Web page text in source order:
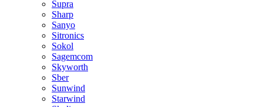
Supra
Sharp
Sanyo
Sitronics
Sokol
Sagemcom
Skyworth
Sber
Sunwind
Starwind